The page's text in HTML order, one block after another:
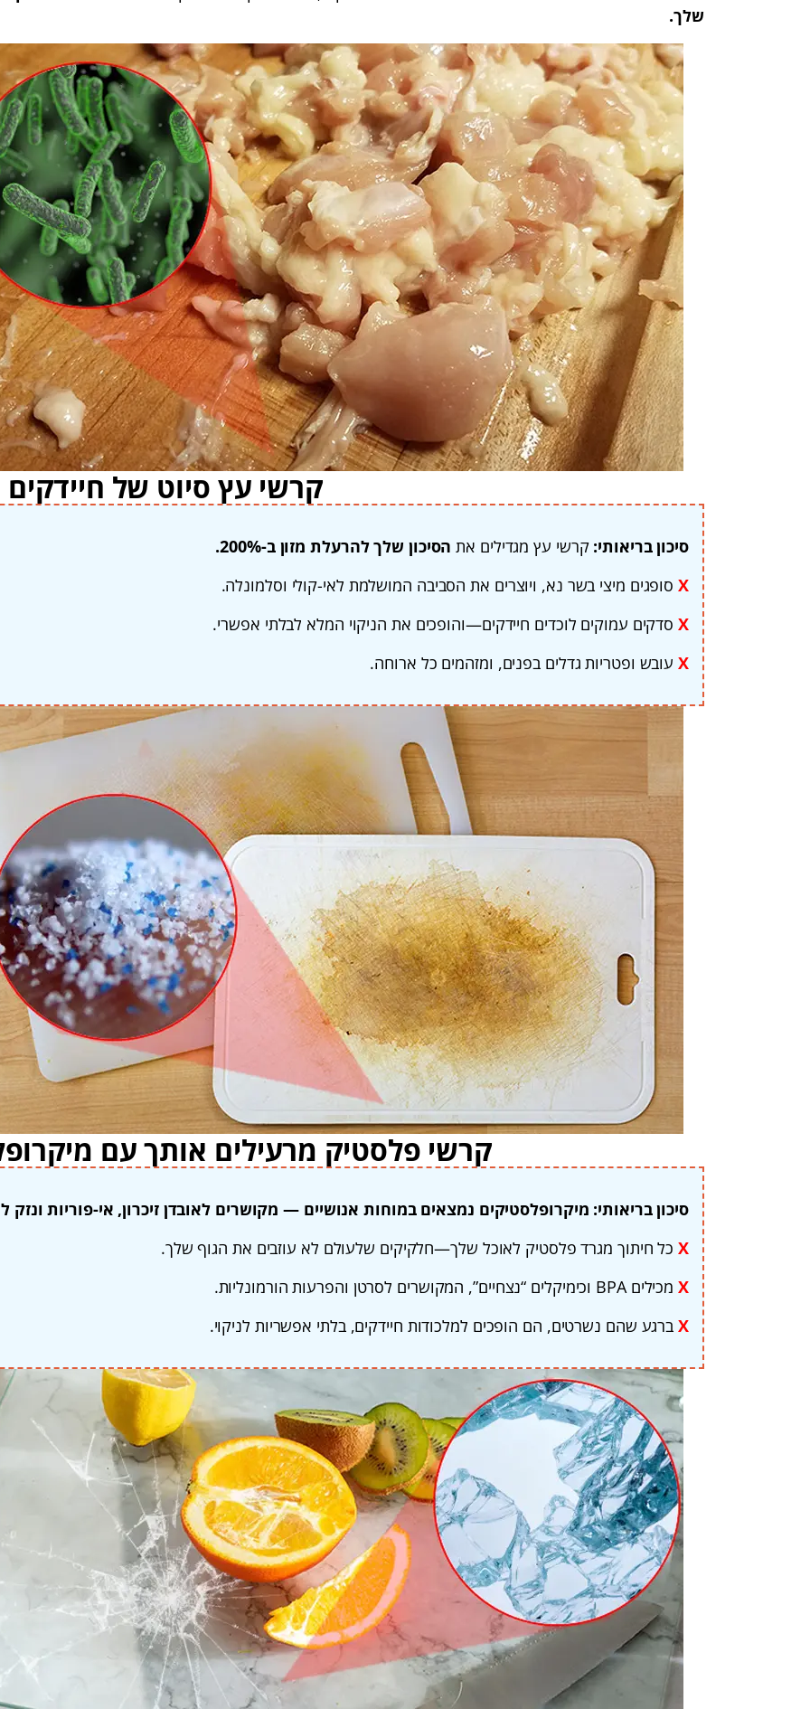
שלך.
קרשי עץ סיוט של חיידקים
סיכון בריאותי: קרשי עץ מגדילים את הסיכון שלך להרעלת מזון ב-200%.
Xסופגים מיצי בשר נא, ויוצרים את הסביבה המושלמת לאי-קולי וסלמונלה.
Xסדקים עמוקים לוכדים חיידקים—והופכים את הניקוי המלא לבלתי אפשרי.
Xעובש ופטריות גדלים בפנים, ומזהמים כל ארוחה.
קרשי פלסטיק מרעילים אותך עם
סיכון בריאותי: מיקרופלסטיקים נמצאים במוחות אנושיים — מקושרים לאובדן זיכרון, אי-פוריות ונזק
Xכל חיתוך מגרד פלסטיק לאוכל שלך—חלקיקים שלעולם לא עוזבים את הגוף שלך.
Xמכילים BPA וכימיקלים “נצחיים”, המקושרים לסרטן והפרעות הורמונליות.
Xברגע שהם נשרטים, הם הופכים למלכודות חיידקים, בלתי אפשריות לניקוי.